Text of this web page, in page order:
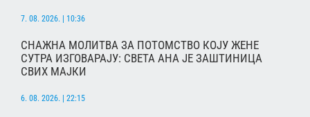
7. 08. 2026. | 10:36
СНАЖНА МОЛИТВА ЗА ПОТОМСТВО КОЈУ ЖЕНЕ
СУТРА ИЗГОВАРАЈУ: СВЕТА АНА ЈЕ ЗАШТИНИЦА
СВИХ МАЈКИ
6. 08. 2026. | 22:15